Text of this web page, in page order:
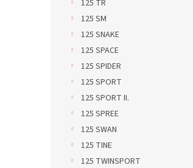
125 TR
125 SM
125 SNAKE
125 SPACE
125 SPIDER
125 SPORT
125 SPORT II.
125 SPREE
125 SWAN
125 TINE
125 TWINSPORT